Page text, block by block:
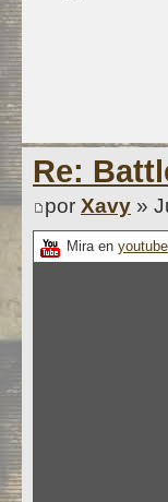
Re:
por Xavy »
Mira en